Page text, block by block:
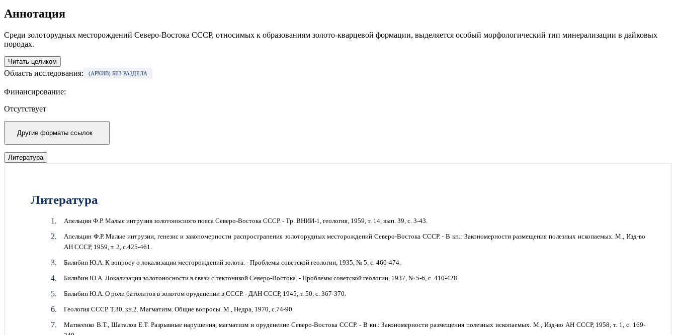
Аннотация
Среди золоторудных месторождений Северо-Востока СССР, относимых к образованиям золото-кварцевой формации, выделяется особый морфологический тип минерализации в дайковых
породах.
Читать целиком
Область исследования: (АРХИВ) БЕЗ РАЗДЕЛА
Финансирование:
Отсутствует
Другие форматы ссылок
Литература
Литература
Апельцин Ф.Р. Малые интрузив золотоносного пояса Северо-Востока СССР. - Тр. ВНИИ-1, геология, 1959, т. 14, вып. 39, с. 3-43.
Апельцин Ф.Р. Малые интрузии, генезис и закономерности распространения золоторудных месторождений Северо-Востока СССР. - В кн.: Закономерности размещения полезных ископаемых. М., Изд-во
АН СССР, 1959, т. 2, с.425-461.
Билибин Ю.А. К вопросу о локализации месторождений золота. - Проблемы советской геологии, 1935, № 5, с. 460-474.
Билибин Ю.А. Локализация золотоносности в свази с тектоникой Северо-Востока. - Проблемы советской геологии, 1937, № 5-6, с. 410-428.
Билибин Ю.А. О роли батолитов в золотом оруденении в СССР. - ДАН СССР, 1945, т. 50, с. 367-370.
Геология СССР. Т.30, кн.2. Магматизм. Общие вопросы. М., Недра, 1970, с.74-90.
Матвеенко В.Т., Шаталов Е.Т. Разрывные нарушения, магматизм и оруденение Северо-Востока СССР. - В кн.: Закономерности размещения полезных ископаемых. М., Изд-во АН СССР, 1958, т. 1, с. 169-